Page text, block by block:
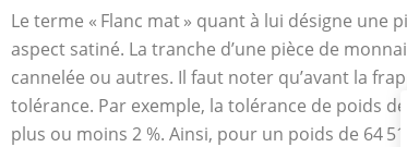
Le terme « Flanc mat » quant à lui désigne une
aspect satiné. La tranche d’une pièce de
cannelée ou autres. Il faut noter qu’avant la
tolérance. Par exemple, la tolérance de poids
plus ou moins 2 %. Ainsi, pour un poids de 64